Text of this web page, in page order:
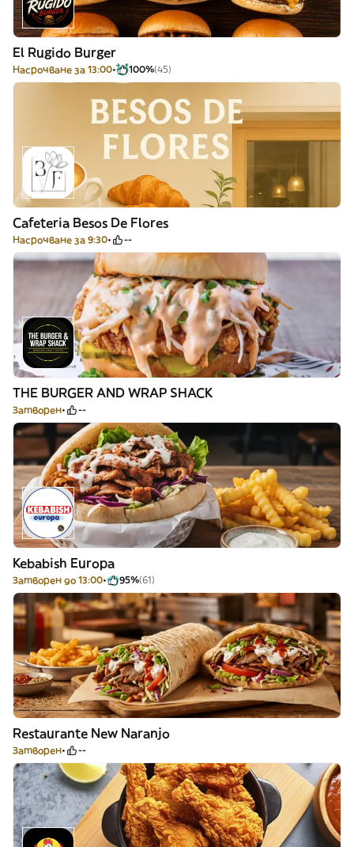
El Rugido Burger
Насрочване за 13:00 100%(45)
Cafeteria Besos De Flores
Насрочване за 9:30 --
THE BURGER AND WRAP SHACK
Затворен --
Kebabish Europa
Затворен до 13:00 95%(61)
Restaurante New Naranjo
Затворен --